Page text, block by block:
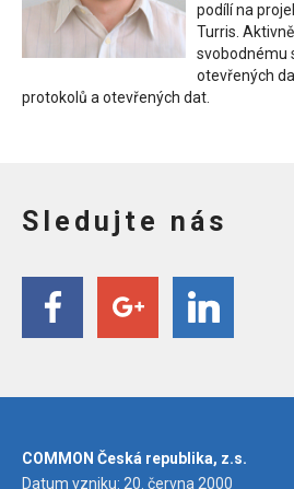
podílí na
Turris.
svobodnému
otevřených
protokolů a otevřených dat.
Sledujte nás
COMMON Česká republika, z.s.
Datum vzniku: 20. června 2000